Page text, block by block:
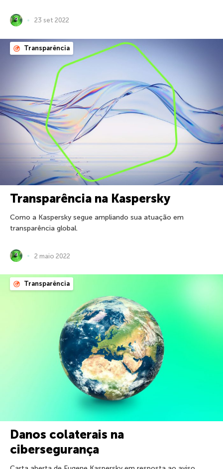
23 set 2022
Transparência
Transparência na Kaspersky
Como a Kaspersky segue ampliando sua atuação em
transparência global.
2 maio 2022
Transparência
Danos colaterais na
cibersegurança